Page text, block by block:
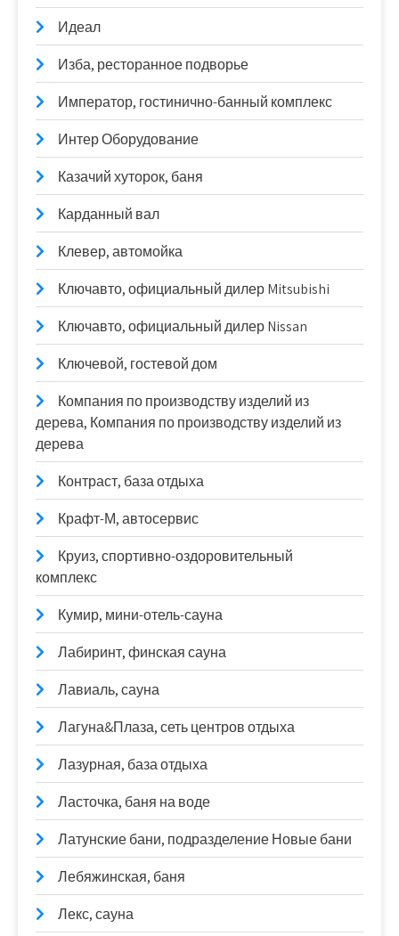
Идеал
Изба, ресторанное подворье
Император, гостинично-банный комплекс
Интер Оборудование
Казачий хуторок, баня
Карданный вал
Клевер, автомойка
Ключавто, официальный дилер Mitsubishi
Ключавто, официальный дилер Nissan
Ключевой, гостевой дом
Компания по производству изделий из
дерева, Компания по производству изделий из
дерева
Контраст, база отдыха
Крафт-М, автосервис
Круиз, спортивно-оздоровительный
комплекс
Кумир, мини-отель-сауна
Лабиринт, финская сауна
Лавиаль, сауна
Лагуна&Плаза, сеть центров отдыха
Лазурная, база отдыха
Ласточка, баня на воде
Латунские бани, подразделение Новые бани
Лебяжинская, баня
Лекс, сауна